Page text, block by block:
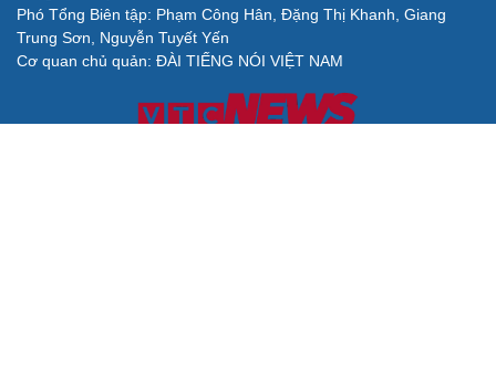
Phó Tổng Biên tập: Phạm Công Hân, Đặng Thị Khanh, Giang
Trung Sơn, Nguyễn Tuyết Yến
Cơ quan chủ quản: ĐÀI TIẾNG NÓI VIỆT NAM